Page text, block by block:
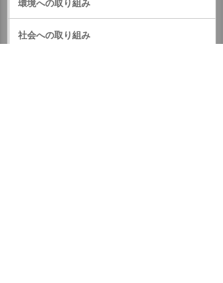
環境への取り組み
社会への取り組み